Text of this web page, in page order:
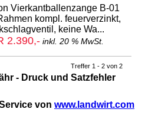
Vierkantballenzange B-01
kompl. feuerverzinkt,
keine Wa...
2.390,- inkl. 20 % MwSt.
Treffer 1 - 2 von 2
- Druck und Satzfehler
von www.landwirt.com